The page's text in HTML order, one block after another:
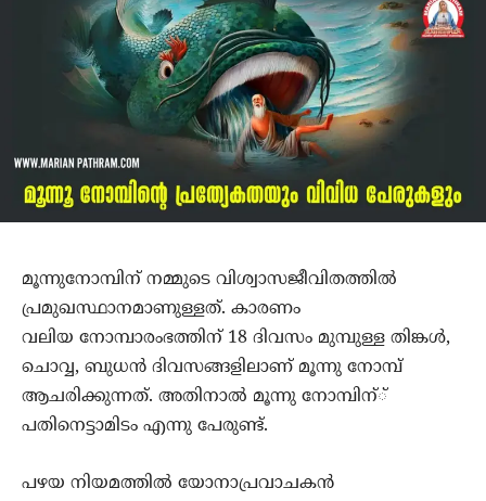
മൂന്നുനോമ്പിന് നമ്മുടെ വിശ്വാസജീവിതത്തില്‍
പ്രമുഖസ്ഥാനമാണുള്ളത്. കാരണം
വലിയ നോമ്പാരംഭത്തിന് 18 ദിവസം മുമ്പുള്ള തിങ്കള്‍,
ചൊവ്വ, ബുധന്‍ ദിവസങ്ങളിലാണ് മൂന്നു നോമ്പ്
ആചരിക്കുന്നത്. അതിനാല്‍ മൂന്നു നോമ്പിന്്
പതിനെട്ടാമിടം എന്നു പേരുണ്ട്.
പഴയ നിയമത്തില്‍ യോനാപ്രവാചകന്‍